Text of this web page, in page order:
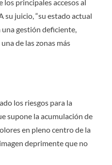
los principales accesos al
su juicio, “su estado actual
gestión deficiente,
de las zonas más
los riesgos para la
supone la acumulación de
en pleno centro de la
deprimente que no